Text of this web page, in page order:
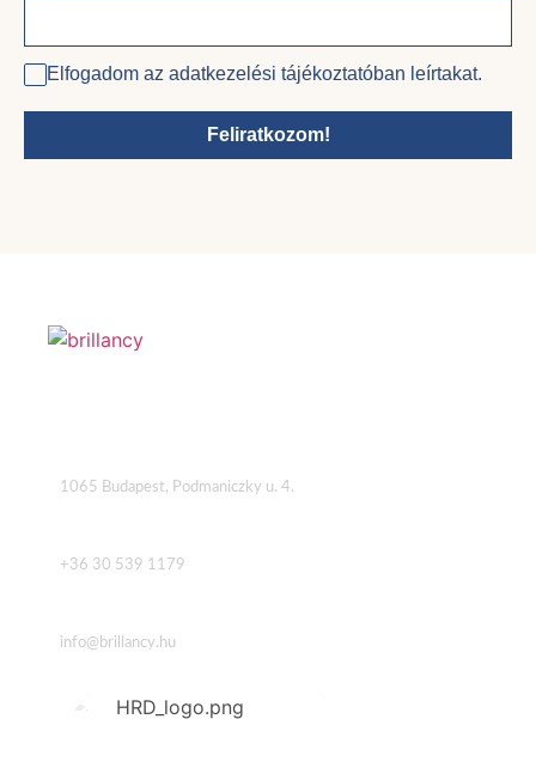
Elfogadom az adatkezelési tájékoztatóban leírtakat.
Feliratkozom!
1065 Budapest, Podmaniczky u. 4.
+36 30 539 1179
info@brillancy.hu